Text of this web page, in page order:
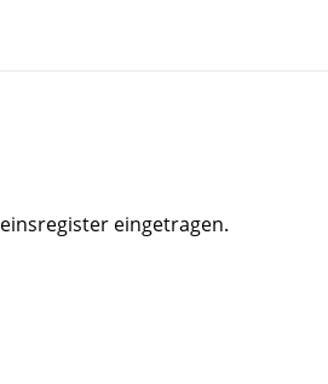
eingetragen.